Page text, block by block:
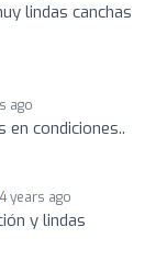
lindas canchas
ago
en condiciones..
4 years ago
y lindas